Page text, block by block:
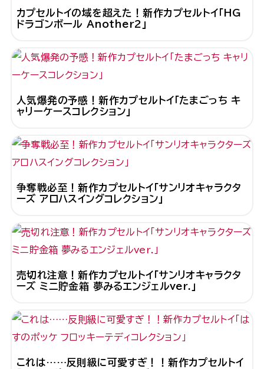
カプセルトイの域を超えた！新作カプセルトイ「HG
ドラゴンボール Another2」
人気爆発の予感！新作カプセルトイ「たまごっち キ
ャリーケースコレクション」
争奪戦必至！新作カプセルトイ「サンリオキャラクタ
ーズ アロハスイングコレクション」
売切れ注意！新作カプセルトイ「サンリオキャラクタ
ーズ ミニ貯金箱 夢みるエンジェルver.」
これは……反則級に可愛すぎ！！新作カプセルトイ